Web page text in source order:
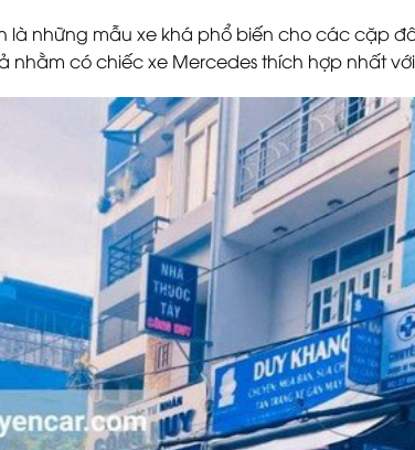
là những mẫu xe khá phổ biến cho các cặp
có chiếc xe Mercedes thích hợp nhất